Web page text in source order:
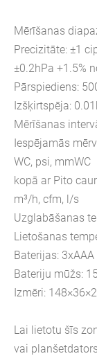
Mērīšanas
Precizitāte: ±1
±0.2hPa +1.5%
Pārspiediens:
Izšķirtspēja:
Mērīšanas
Iespējamās
WC, psi, mmWC
kopā ar Pito
m³/h, cfm, l/s
Uzglabāšanas
Lietošanas
Baterijas: 3xAAA
Bateriju mūžs:
Izmēri:
Lai lietotu šīs
vai